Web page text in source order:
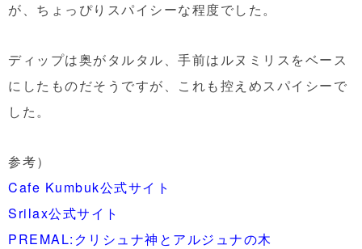
が、ちょっぴりスパイシーな程度でした。
ディップは奥がタルタル、手前はルヌミリスをベース
にしたものだそうですが、これも控えめスパイシーで
した。
参考）
Cafe Kumbuk公式サイト
Srilax公式サイト
PREMAL:クリシュナ神とアルジュナの木